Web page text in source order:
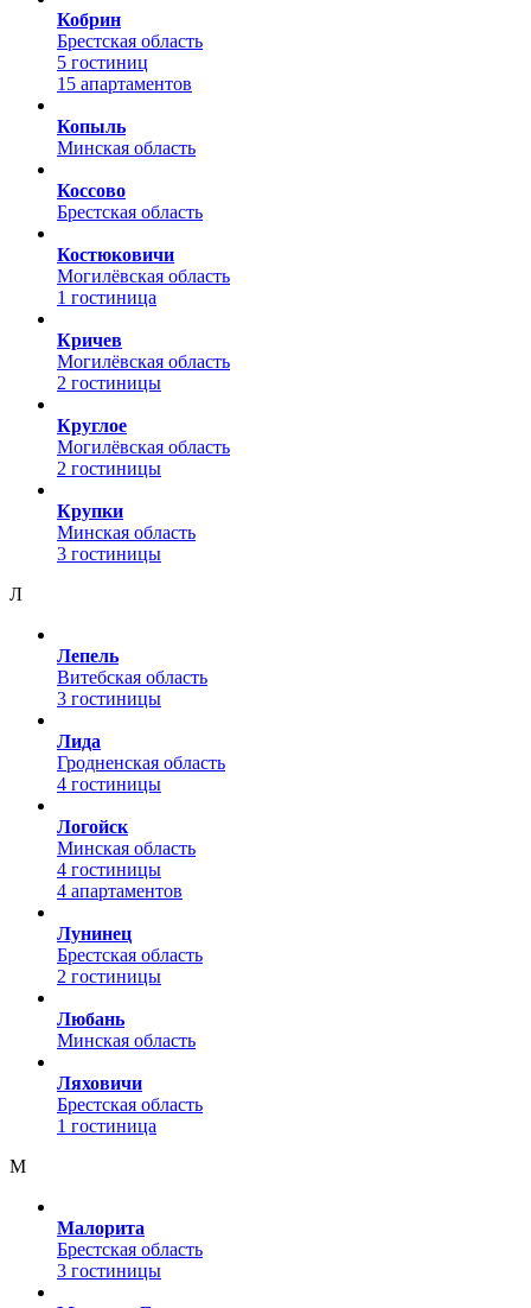
Кобрин
Брестская область
5 гостиниц
15 апартаментов
Копыль
Минская область
Коссово
Брестская область
Костюковичи
Могилёвская область
1 гостиница
Кричев
Могилёвская область
2 гостиницы
Круглое
Могилёвская область
2 гостиницы
Крупки
Минская область
3 гостиницы
Л
Лепель
Витебская область
3 гостиницы
Лида
Гродненская область
4 гостиницы
Логойск
Минская область
4 гостиницы
4 апартаментов
Лунинец
Брестская область
2 гостиницы
Любань
Минская область
Ляховичи
Брестская область
1 гостиница
М
Малорита
Брестская область
3 гостиницы